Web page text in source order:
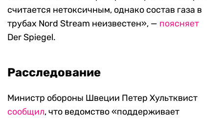
считается нетоксичным, однако состав газа в
трубах Nord Stream неизвестен», — поясняет
Der Spiegel.
Расследование
Министр обороны Швеции Петер Хультквист
сообщил, что ведомство «поддерживает